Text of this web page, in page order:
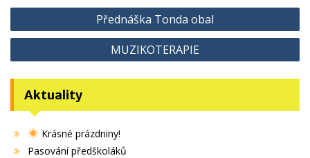
Navigace
pro
Přednáška Tonda obal
MUZIKOTERAPIE
Aktuality
Krásné prázdniny!
Pasování předškoláků